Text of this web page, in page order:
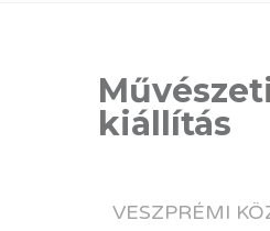
kiállítás
VESZPRÉMI